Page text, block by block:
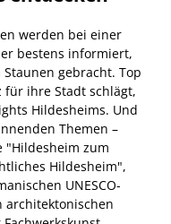
werden bei einer
bestens informiert,
gebracht. Top
für ihre Stadt schlägt,
Hildesheims. Und
Themen –
"Hildesheim zum
Hildesheim",
UNESCO-
architektonischen